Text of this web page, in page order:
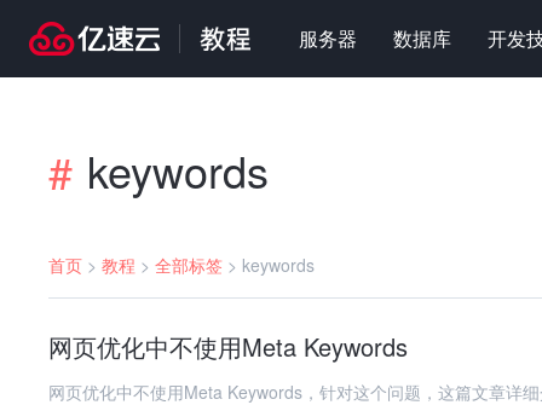
服务器 数据库 开发
# keywords
首页 > 教程 > 全部标签 > keywords
网页优化中不使用Meta Keywords
网页优化中不使用Meta Keywords，针对这个问题，这篇文章详